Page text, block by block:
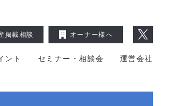
ント セミナー・相談会 運営会社
掲載相談 オーナー様へ